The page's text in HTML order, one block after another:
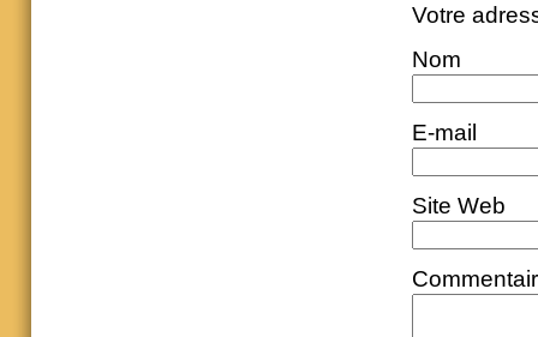
Votre
Nom
E-mail
Site Web